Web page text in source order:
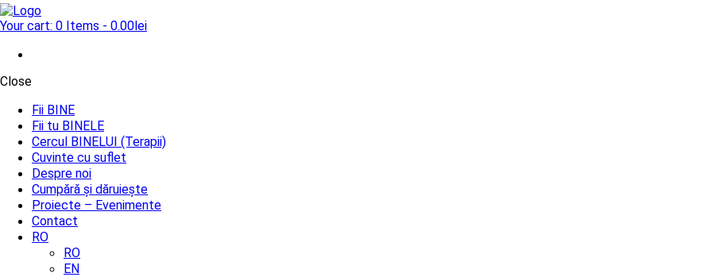
Your cart: 0 Items - 0.00lei
Close
Fii BINE
Fii tu BINELE
Cercul BINELUI (Terapii)
Cuvinte cu suflet
Despre noi
Cumpără și dăruiește
Proiecte – Evenimente
Contact
RO
RO
EN